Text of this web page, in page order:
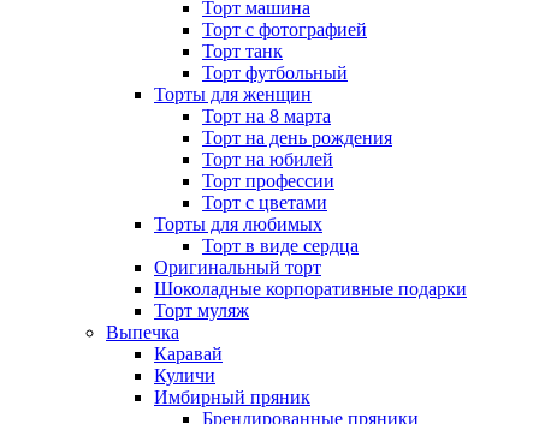
Торт машина
Торт с фотографией
Торт танк
Торт футбольный
Торты для женщин
Торт на 8 марта
Торт на день рождения
Торт на юбилей
Торт профессии
Торт с цветами
Торты для любимых
Торт в виде сердца
Оригинальный торт
Шоколадные корпоративные подарки
Торт муляж
Выпечка
Каравай
Куличи
Имбирный пряник
Брендированные пряники